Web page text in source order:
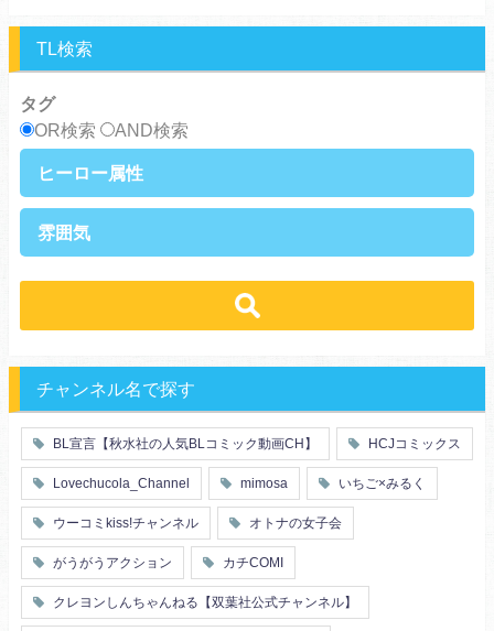
TL検索
タグ
OR検索
AND検索
ヒーロー属性
王族・貴族
俺様
エリート・ハイスぺ
芸能人
王子様
ヤンキー・不良
人外
富豪
同期
店長・店員
先生
幼馴染
漫画家・作家
ヤンキー
雰囲気
禁断・背徳
ロマンス
セフレ
初体験
調教
花嫁
義兄弟姉妹
初恋
スーツ
片思い
短編
人妻
主従関係
婚約者
不器用
秘密の関係
ol
甘エロ
フェチ
メイド
恋人
チャンネル名で探す
BL宣言【秋水社の人気BLコミック動画CH】 HCJコミックス
Lovechucola_Channel mimosa いちご×みるく
ウーコミkiss!チャンネル オトナの女子会
がうがうアクション カチCOMI
クレヨンしんちゃんねる【双葉社公式チャンネル】